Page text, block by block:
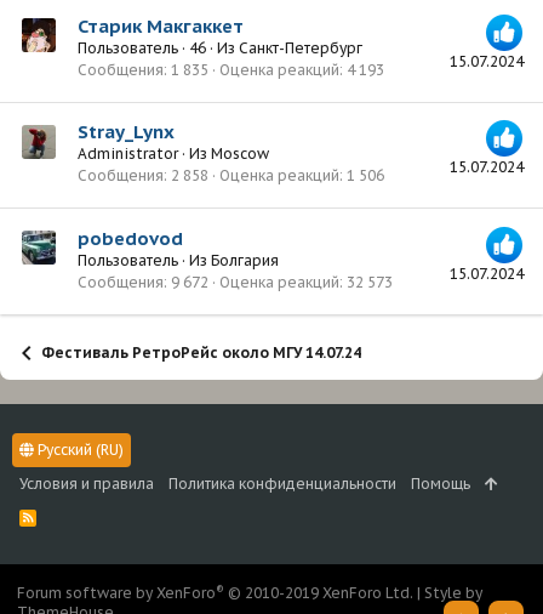
15.07.2024
Старик Макгаккет
Пользователь · 46 · Из Санкт-Петербург
Сообщения 1 835 Оценка реакций 4 193
15.07.2024
Stray_Lynx
Administrator · Из Moscow
Сообщения 2 858 Оценка реакций 1 506
15.07.2024
pobedovod
Пользователь · Из Болгария
Сообщения 9 672 Оценка реакций 32 573
Фестиваль РетроРейс около МГУ 14.07.24
Русский (RU)
Условия и правила
Политика конфиденциальности Помощь
R
Forum software by XenForo® © 2010-2019 XenForo Ltd. | Style by